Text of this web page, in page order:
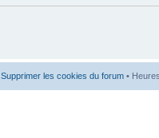
Supprimer les cookies du forum •